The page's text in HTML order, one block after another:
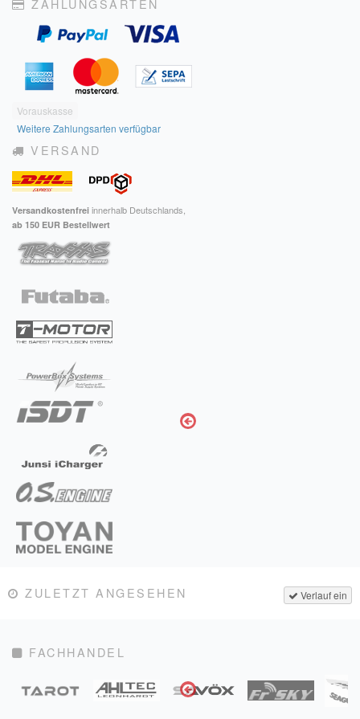
Hinweise zur Batterieentsorgung
Geschäftszeiten
Impressum
FAQ
ÜBER UNS
Was wir bieten
Unsere Philosophie
KONTAKT
ZAHLUNGSARTEN
Vorauskasse
Weitere Zahlungsarten verfügbar
VERSAND
Versandkostenfrei innerhalb Deutschlands,
ab 150 EUR Bestellwert
Verlauf ein
ZULETZT ANGESEHEN
FACHHANDEL